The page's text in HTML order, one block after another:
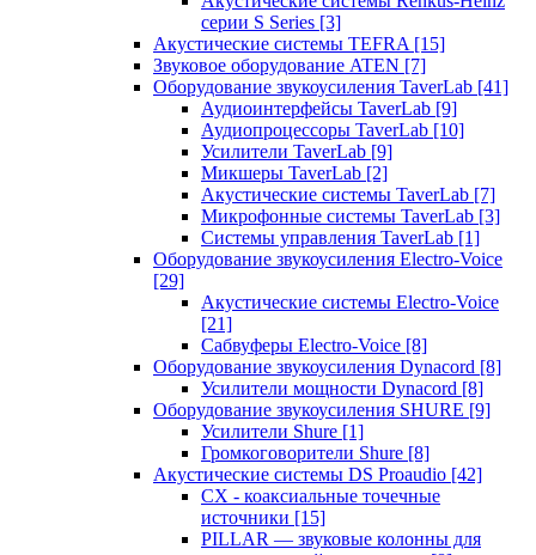
серии S Series [3]
Акустические системы TEFRA [15]
Звуковое оборудование ATEN [7]
Оборудование звукоусиления TaverLab [41]
Аудиоинтерфейсы TaverLab [9]
Аудиопроцессоры TaverLab [10]
Усилители TaverLab [9]
Микшеры TaverLab [2]
Акустические системы TaverLab [7]
Микрофонные системы TaverLab [3]
Системы управления TaverLab [1]
Оборудование звукоусиления Electro-Voice
[29]
Акустические системы Electro-Voice
[21]
Сабвуферы Electro-Voice [8]
Оборудование звукоусиления Dynacord [8]
Усилители мощности Dynacord [8]
Оборудование звукоусиления SHURE [9]
Усилители Shure [1]
Громкоговорители Shure [8]
Акустические системы DS Proaudio [42]
CX - коаксиальные точечные
источники [15]
PILLAR — звуковые колонны для